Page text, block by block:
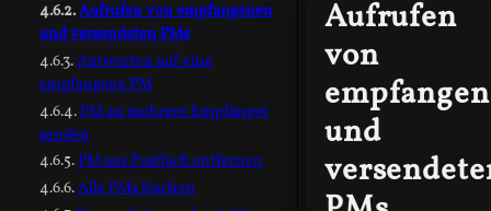
Aufrufen von empfangenen
und versendeten PMs
Antworten auf eine
empfangene PM
PM an mehrere Empfänger
senden
PM aus Postfach entfernen
Alle PMs löschen
Aufrufen
von
und